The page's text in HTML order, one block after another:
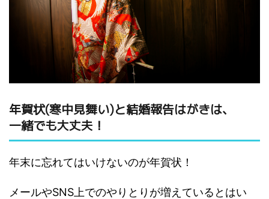
年賀状(寒中見舞い)と結婚報告はがきは、
一緒でも大丈夫！
年末に忘れてはいけないのが年賀状！
メールやSNS上でのやりとりが増えているとはい